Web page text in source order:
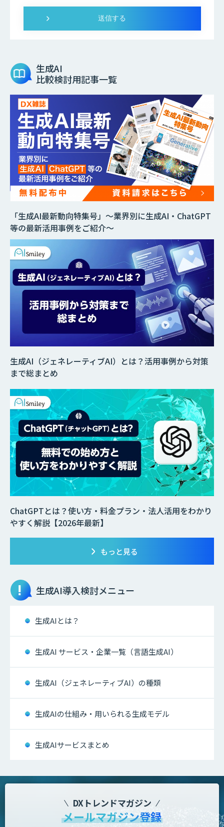
生成AI
比較検討用記事一覧
生成AI（ジェネレーティブAI）とは？活用事例から対策
まで総まとめ
ChatGPTとは？使い方・料金プラン・法人活用をわかり
やすく解説【2026年最新】
「生成AI最新動向特集号」～業界別に生成AI・ChatGPT
等の最新活用事例をご紹介～
もっと見る
生成AI導入検討メニュー
生成AIとは？
生成AI サービス・企業一覧（言語生成AI）
生成AI（ジェネレーティブAI）の種類
生成AIの仕組み・用いられる生成モデル
生成AIサービスまとめ
DXトレンドマガジン
メールマガジン登録